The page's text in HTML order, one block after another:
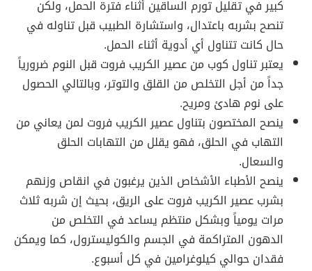
كبير في تقليل تورم الساقين أثناء فترة الحمل، ولكن
تنصح بشربه باعتدال، واستشارة الطبيب قبل تناوله في
حال كانت تتناول أي أدوية أثناء الحمل.
يعتبر تناول كوب من عصير الكريب فروت قبل النوم ضرورياً
جداً من أجل التخلص من القلق والتوتر، وبالتالي الحصول
على نوم هادئ ومريح.
ينصح المختصون بتناول عصير الكريب فروت لمن يعاني من
التهاب في الحلق، فهو يقلل من التهابات الحلق
والسعال.
ينصح الأطباء الأشخاص الذين يرغبون في انقاص وزنهم
بشرب عصير الكريب فروت على الريق، بحيث إن شربه ثلاث
مرات يومياً وبشكل منتظم يساعد في التخلص من
الدهون المتراكمة في الجسم والكوليسترول، كما ويمكن
فقدان حوالي كيلوغرامين في كل أسبوع.